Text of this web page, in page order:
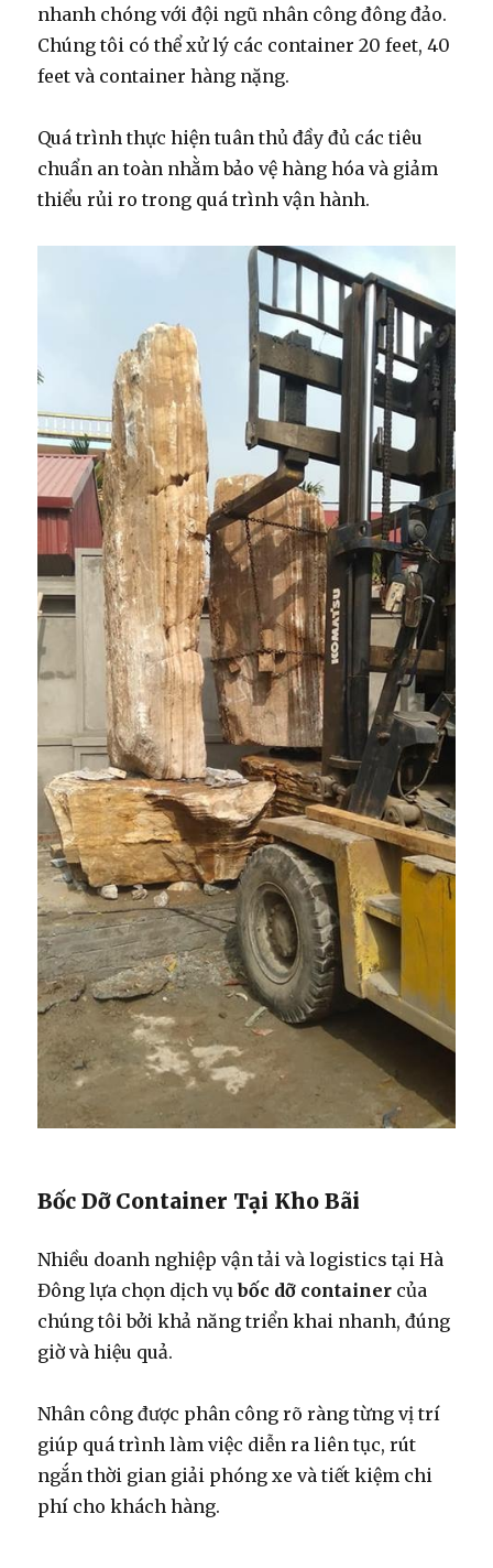
nhanh chóng với đội ngũ nhân công đông đảo.
Chúng tôi có thể xử lý các container 20 feet, 40
feet và container hàng nặng.
Quá trình thực hiện tuân thủ đầy đủ các tiêu
chuẩn an toàn nhằm bảo vệ hàng hóa và giảm
thiểu rủi ro trong quá trình vận hành.
Bốc Dỡ Container Tại Kho Bãi
Nhiều doanh nghiệp vận tải và logistics tại Hà
Đông lựa chọn dịch vụbốc dỡ container của
chúng tôi bởi khả năng triển khai nhanh, đúng
giờ và hiệu quả.
Nhân công được phân công rõ ràng từng vị trí
giúp quá trình làm việc diễn ra liên tục, rút
ngắn thời gian giải phóng xe và tiết kiệm chi
phí cho khách hàng.